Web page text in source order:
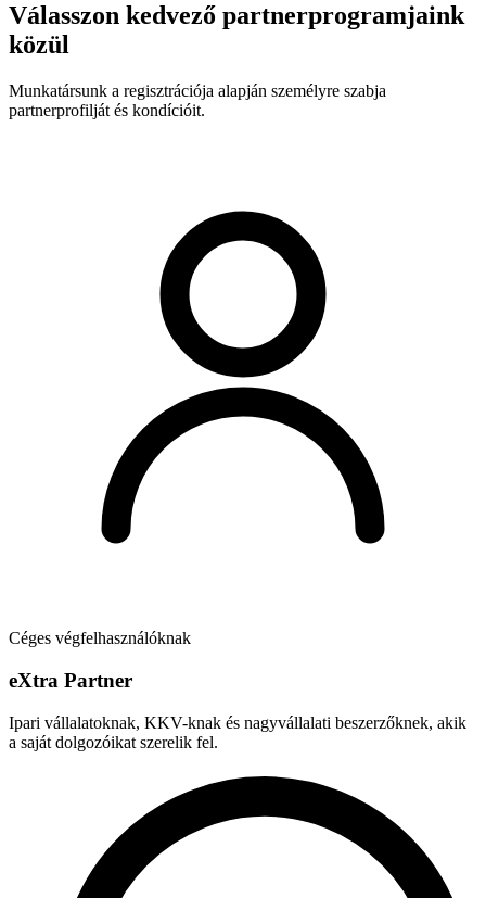
Válasszon kedvező partnerprogramjaink
közül
Munkatársunk a regisztrációja alapján személyre szabja
partnerprofilját és kondícióit.
Céges végfelhasználóknak
eXtra Partner
Ipari vállalatoknak, KKV-knak és nagyvállalati beszerzőknek, akik
a saját dolgozóikat szerelik fel.